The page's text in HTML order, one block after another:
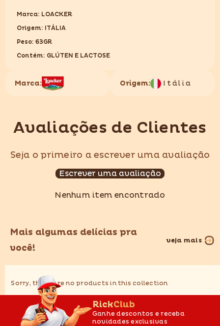
Marca: LOACKER
Origem: ITÁLIA
Peso: 63GR
Contém: GLÚTEN E LACTOSE
Marca: Origem: Itália
Avaliações de Clientes
Seja o primeiro a escrever uma avaliação
Escrever uma avaliação
Nenhum item encontrado
Mais algumas delícias pra
você!
veja mais
Sorry, there are no products in this collection
RickClub
Ganhe descontos e receba
novidades exclusivas